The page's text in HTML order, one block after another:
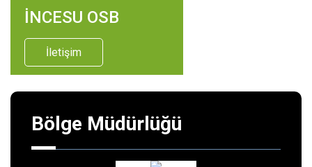
İNCESU OSB
İletişim
Bölge Müdürlüğü